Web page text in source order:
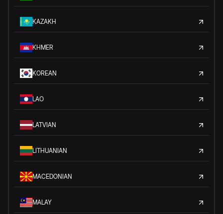
KAZAKH
KHMER
KOREAN
LAO
LATVIAN
LITHUANIAN
MACEDONIAN
MALAY